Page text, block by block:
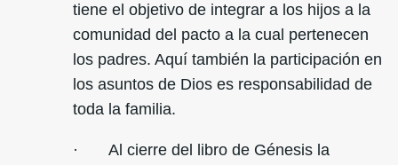
tiene el objetivo de integrar a los hijos a la
comunidad del pacto a la cual pertenecen
los padres. Aquí también la participación en
los asuntos de Dios es responsabilidad de
toda la familia.
· Al cierre del libro de Génesis la